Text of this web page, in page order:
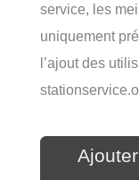
service, les
uniquement
l’ajout des